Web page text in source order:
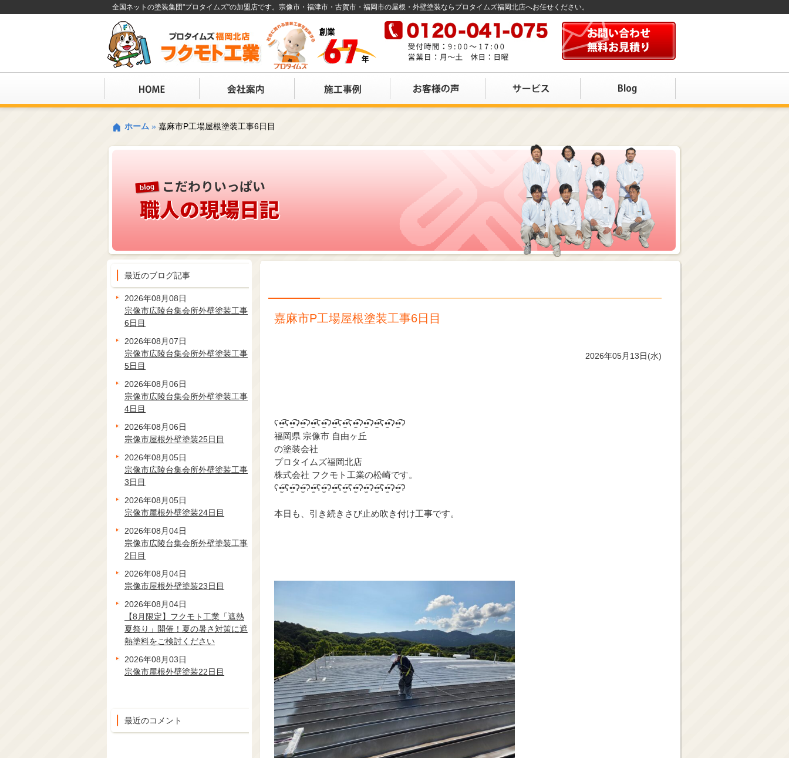
全国ネットの塗装集団"プロタイムズ"の加盟店です。宗像市・福津市・古賀市・福岡市の屋根・外壁塗装ならプロタイムズ福岡北店へお任せください。
ホーム » 嘉麻市P工場屋根塗装工事6日目
嘉麻市P工場屋根塗装工事6日目
2026年05月13日(水)
ʕ•̫͡•ʕ•̫͡•ʔ•̫͡•ʔ•̫͡•ʕ•̫͡•ʔ•̫͡•ʕ•̫͡•ʕ•̫͡•ʔ•̫͡•ʔ•̫͡•ʕ•̫͡•ʔ•̫͡•ʔ
福岡県 宗像市 自由ヶ丘
の塗装会社
プロタイムズ福岡北店
株式会社 フクモト工業の松崎です。
ʕ•̫͡•ʕ•̫͡•ʔ•̫͡•ʔ•̫͡•ʕ•̫͡•ʔ•̫͡•ʕ•̫͡•ʕ•̫͡•ʔ•̫͡•ʔ•̫͡•ʕ•̫͡•ʔ•̫͡•ʔ
本日も、引き続きさび止め吹き付け工事です。
最近のブログ記事
2026年08月08日
宗像市広陵台集会所外壁塗装工事
6日目
2026年08月07日
宗像市広陵台集会所外壁塗装工事
5日目
2026年08月06日
宗像市広陵台集会所外壁塗装工事
4日目
2026年08月06日
宗像市屋根外壁塗装25日目
2026年08月05日
宗像市広陵台集会所外壁塗装工事
3日目
2026年08月05日
宗像市屋根外壁塗装24日目
2026年08月04日
宗像市広陵台集会所外壁塗装工事
2日目
2026年08月04日
宗像市屋根外壁塗装23日目
2026年08月04日
【8月限定】フクモト工業「遮熱
夏祭り」開催！夏の暑さ対策に遮
熱塗料をご検討ください
2026年08月03日
宗像市屋根外壁塗装22日目
最近のコメント